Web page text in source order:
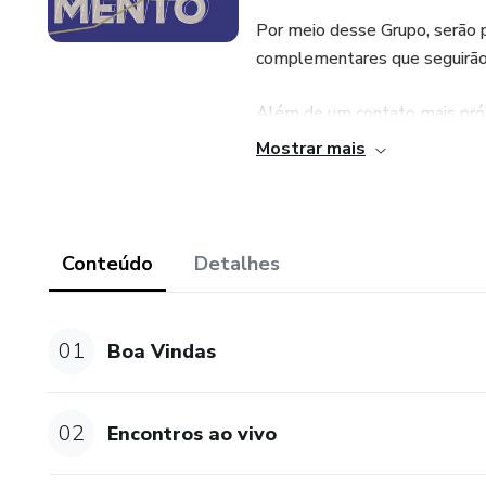
Por meio desse Grupo,
complementares que
Além de um contato mais
maneira específica as suas
Criação de conteúdo;
Produção de stories;
Gravação de vídeos;
Mostrar mais
Conteúdo Detalhes
01 Boa Vindas
02 Encontros ao vivo